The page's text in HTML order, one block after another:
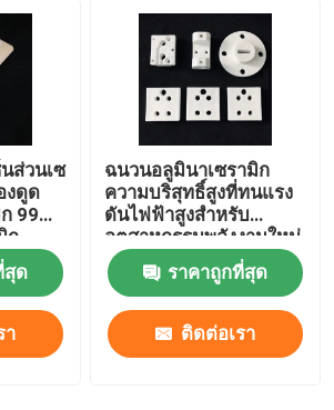
ส่วนเซ
งดูด
99
ก
สุด
า
ฉนวนอลูมินาเซรามิก
ความบริสุทธิ์สูงที่ทนแรง
ดันไฟฟ้าสูงสำหรับ
อุตสาหกรรมพลังงานใหม่
ราคาถูกที่สุด
ติดต่อเรา